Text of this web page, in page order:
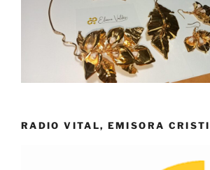
RADIO VITAL, EMISORA